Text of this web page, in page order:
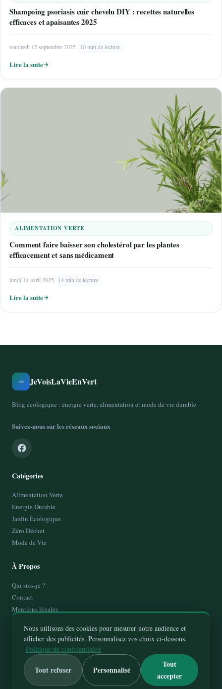
Shampoing psoriasis cuir chevelu DIY : recettes naturelles
efficaces et apaisantes 2025
vendredi 12 septembre 2025 10 min de lecture
Lire la suite
ALIMENTATION VERTE
Comment faire baisser son cholestérol par les plantes
efficacement et sans médicament
lundi 14 avril 2025 14 min de lecture
Lire la suite
🥕 JeVoisLaVieEnVert
Blog écologique : énergie verte, alimentation et mode de vie durable
Suivez-nous sur les réseaux sociaux
Catégories
Alimentation Verte
Énergie Durable
Jardin Écologique
Zéro Déchet
Mode de Vie
À Propos
Qui suis-je ?
Contact
Mentions légales
Plan de site
JeVoisLaVieEnVert
— Tous droits réservés
Vivre vert, agir ensemble, chaque geste compte.
Nous utilisons des cookies pour mesurer notre audience et
afficher des publicités. Personnalisez vos choix ci-dessous.
Politique de confidentialité
Tout refuser Personnalisé
Tout
accepter